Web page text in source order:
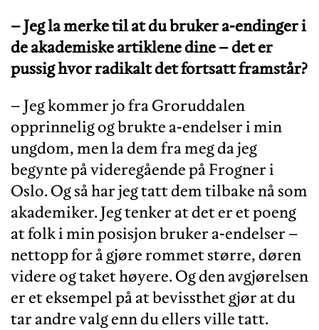
– Jeg la merke til at du bruker a-endinger i
de akademiske artiklene dine – det er
pussig hvor radikalt det fortsatt framstår?
– Jeg kommer jo fra Groruddalen
opprinnelig og brukte a-endelser i min
ungdom, men la dem fra meg da jeg
begynte på videregående på Frogner i
Oslo. Og så har jeg tatt dem tilbake nå som
akademiker. Jeg tenker at det er et poeng
at folk i min posisjon bruker a-endelser –
nettopp for å gjøre rommet større, døren
videre og taket høyere. Og den avgjørelsen
er et eksempel på at bevissthet gjør at du
tar andre valg enn du ellers ville tatt.